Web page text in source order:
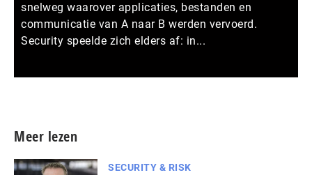
snelweg waarover applicaties, bestanden en
communicatie van A naar B werden vervoerd.
Security speelde zich elders af: in...
Meer lezen
SECURITY & RISK